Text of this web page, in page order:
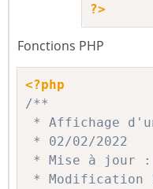
?>
Fonctions PHP
<?php
/**
* Affichage
* 02/02/2022
* Mise à jour :
* Modification